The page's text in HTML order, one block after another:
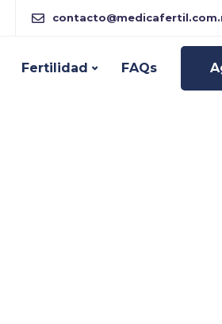
Fertilidad FAQs